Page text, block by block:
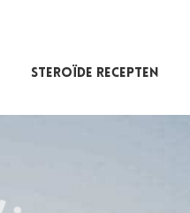
STEROÏDE RECEPTEN